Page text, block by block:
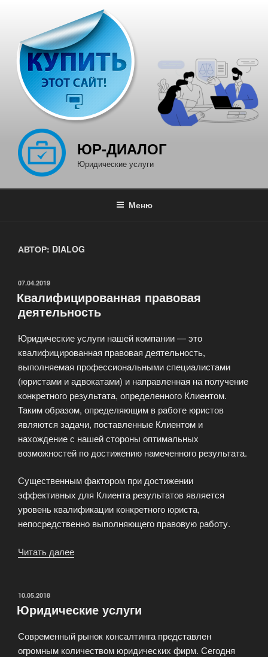
содержимому
ЮР-ДИАЛОГ
Юридические услуги
Меню
АВТОР: DIALOG
ОПУБЛИКОВАНО
07.04.2019
Квалифицированная правовая
деятельность
Юридические услуги нашей компании — это
квалифицированная правовая деятельность,
выполняемая профессиональными специалистами
(юристами и адвокатами) и направленная на получение
конкретного результата, определенного Клиентом.
Таким образом, определяющим в работе юристов
являются задачи, поставленные Клиентом и
нахождение с нашей стороны оптимальных
возможностей по достижению намеченного результата.
Существенным фактором при достижении
эффективных для Клиента результатов является
уровень квалификации конкретного юриста,
непосредственно выполняющего правовую работу.
Читать далее
ОПУБЛИКОВАНО
10.05.2018
Юридические услуги
Современный рынок консалтинга представлен
огромным количеством юридических фирм. Сегодня